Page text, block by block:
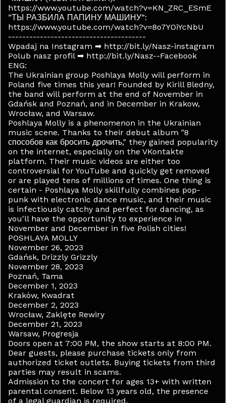
https://www.youtube.com/watch?v=KN_ZRC_ESmE
”ТЫ РАЗБИЛА ПАПИНУ МАШИНУ”:
https://www.youtube.com/watch?v=8o7YOiYcNbU
---------------------------------------
Wpadaj na Instagram ➡ http://bit.ly/Nasz-instagram
Polub nasz profil ➡ http://bit.ly/Nasz--Facebook
ENG:
The Ukrainian group Poshlaya Molly will perform in
Poland five times this year! Founded by Kirill Bledny,
the band will perform at the end of November in
Gdańsk and Poznań, and in December in Krakow,
Wrocław, and Warsaw.
Poshlaya Molly is a phenomenon in the Ukrainian
music scene. Thanks to their debut album "8
способов как бросить дрочить," they gained popularity
on the internet, especially on the VKontakte
platform. Their music videos are either too
controversial for YouTube and quickly get removed
or are played tens of millions of times. One thing is
certain - Poshlaya Molly skillfully combines pop-
punk with electronic dance music, and their music
is infectiously catchy and perfect for dancing, as
you'll have the opportunity to experience in
November and December in five Polish cities!
POSHLAYA MOLLY
November 26, 2023
Gdańsk, Drizzly Grizzly
November 28, 2023
Poznań, Tama
December 1, 2023
Kraków, Kwadrat
December 2, 2023
Wrocław, Zaklęte Rewiry
December 21, 2023
Warsaw, Progresja
Doors open at 7:00 PM, the show starts at 8:00 PM.
Dear guests, please purchase tickets only from
authorized ticket outlets. Buying tickets from third
parties may result in scams.
Admission to the concert for ages 13+ with written
parental consent. Below 13 years old, the presence
of a legal guardian is required.